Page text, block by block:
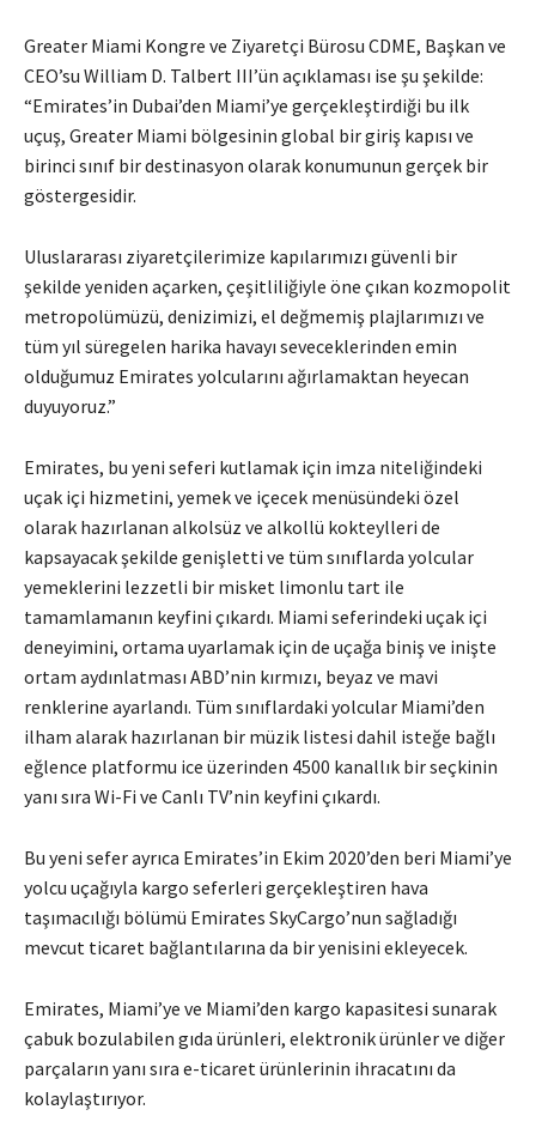
Greater Miami Kongre ve Ziyaretçi Bürosu CDME, Başkan ve
CEO’su William D. Talbert III’ün açıklaması ise şu şekilde:
“Emirates’in Dubai’den Miami’ye gerçekleştirdiği bu ilk
uçuş, Greater Miami bölgesinin global bir giriş kapısı ve
birinci sınıf bir destinasyon olarak konumunun gerçek bir
göstergesidir.
Uluslararası ziyaretçilerimize kapılarımızı güvenli bir
şekilde yeniden açarken, çeşitliliğiyle öne çıkan kozmopolit
metropolümüzü, denizimizi, el değmemiş plajlarımızı ve
tüm yıl süregelen harika havayı seveceklerinden emin
olduğumuz Emirates yolcularını ağırlamaktan heyecan
duyuyoruz.”
Emirates, bu yeni seferi kutlamak için imza niteliğindeki
uçak içi hizmetini, yemek ve içecek menüsündeki özel
olarak hazırlanan alkolsüz ve alkollü kokteylleri de
kapsayacak şekilde genişletti ve tüm sınıflarda yolcular
yemeklerini lezzetli bir misket limonlu tart ile
tamamlamanın keyfini çıkardı. Miami seferindeki uçak içi
deneyimini, ortama uyarlamak için de uçağa biniş ve inişte
ortam aydınlatması ABD’nin kırmızı, beyaz ve mavi
renklerine ayarlandı. Tüm sınıflardaki yolcular Miami’den
ilham alarak hazırlanan bir müzik listesi dahil isteğe bağlı
eğlence platformu ice üzerinden 4500 kanallık bir seçkinin
yanı sıra Wi-Fi ve Canlı TV’nin keyfini çıkardı.
Bu yeni sefer ayrıca Emirates’in Ekim 2020’den beri Miami’ye
yolcu uçağıyla kargo seferleri gerçekleştiren hava
taşımacılığı bölümü Emirates SkyCargo’nun sağladığı
mevcut ticaret bağlantılarına da bir yenisini ekleyecek.
Emirates, Miami’ye ve Miami’den kargo kapasitesi sunarak
çabuk bozulabilen gıda ürünleri, elektronik ürünler ve diğer
parçaların yanı sıra e-ticaret ürünlerinin ihracatını da
kolaylaştırıyor.